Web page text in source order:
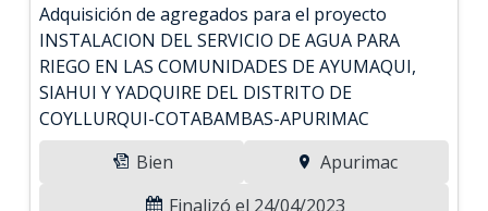
Adquisición de agregados para el proyecto
INSTALACION DEL SERVICIO DE AGUA PARA
RIEGO EN LAS COMUNIDADES DE AYUMAQUI,
SIAHUI Y YADQUIRE DEL DISTRITO DE
COYLLURQUI-COTABAMBAS-APURIMAC
Bien
Apurimac
Finalizó el 24/04/2023